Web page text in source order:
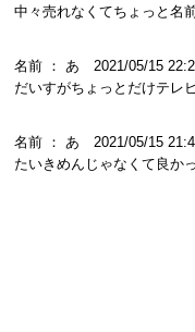
中々売れなくてちょっと名
名前 ： あ 2021/05/15
だいすがちょっとだけテレ
名前 ： あ 2021/05/15
たいきめんじゃなくて良か